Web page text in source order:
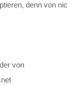
denn von
von